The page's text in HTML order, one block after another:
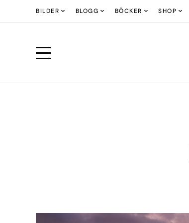
BILDER BLOGG BÖCKER SHOP